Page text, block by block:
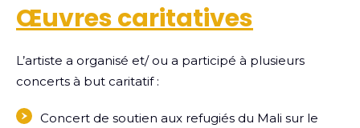
Œuvres caritatives
L’artiste a organisé et/ ou a participé à plusieurs
concerts à but caritatif :
Concert de soutien aux refugiés du Mali sur le